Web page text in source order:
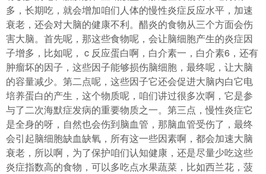
多，长期吃，就会增加咱们人体的慢性炎症反应水平，加速
衰老，还会对大脑的健康不利。醋炎的食物从三个方面会伤
害大脑。首先呢，那这些食物呢，会让脑细胞产生的炎症因
子增多，比如呢， c 反应蛋白啊，白介素一，白介素6，还有
肿瘤坏的因子，这些因子能够损伤脑细胞，最终呢，让大脑
的容量减少。第二点呢，这些因子它还会促进大脑内白它电
培养蛋白的产生，这个物质呢，咱们讲过很多次啊，它是参
与了二次海默症发病的重要物质之一。第三点，慢性炎症它
是全身的呀，自然也会伤到脑血管，那脑血管受伤了，最终
会引起脑细胞缺血缺氧，所有这一些因素啊，都会加速大脑
衰老，所以啊，为了保护咱们认知健康，还是尽量少吃这些
炎症指数高的食物，可以多吃点水果蔬菜，比如西兰花，菠